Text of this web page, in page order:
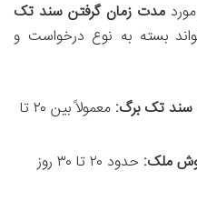
مدت زمان گرفتن سند تک
بسته به نوع درخواست و
سند تک برگ:
معمولاً بین ۲۰ تا
ملک:
حدود ۲۰ تا ۳۰ روز